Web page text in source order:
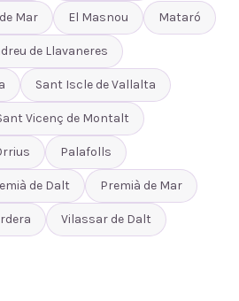
Mar El Masnou Mataró
de Llavaneres
Sant Iscle de Vallalta
Vicenç de Montalt
Palafolls
de Dalt Premià de Mar
Vilassar de Dalt